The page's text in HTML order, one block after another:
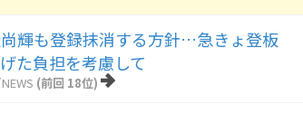
輝も登録抹消する方針…急きょ登板
た負担を考慮して
(前回 18位)